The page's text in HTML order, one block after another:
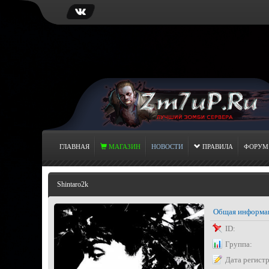
ГЛАВНАЯ МАГАЗИН НОВОСТИ ПРАВИЛА ФОРУМ
Shintaro2k
Общая
ID:
Группа:
Дата